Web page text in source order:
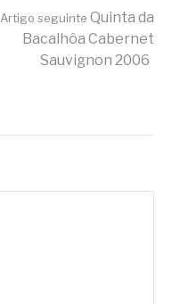
Artigo seguinte Quinta da
Bacalhôa Cabernet
Sauvignon 2006